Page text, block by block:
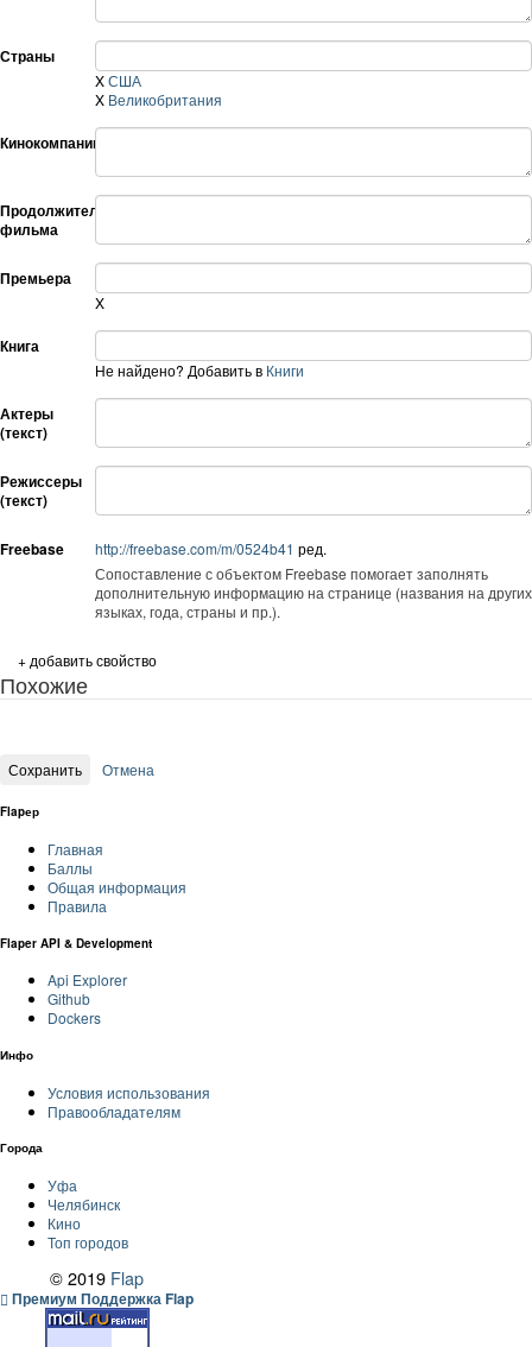
Страны
XСША
X Великобритания
Кинокомпании
Продолжительность
фильма
Премьера
X
Книга
Не найдено? Добавить в Книги
Актеры
(текст)
Режиссеры
(текст)
Freebase http://freebase.com/m/0524b41 ред.
Сопоставление с объектом Freebase помогает заполнять
дополнительную информацию на странице (названия на других
языках, года, страны и пр.).
+ добавить свойство
Похожие
Flapер
Главная
Баллы
Общая информация
Правила
Flaper API & Development
Api Explorer
Github
Dockers
Инфо
Условия использования
Правообладателям
Города
Уфа
Челябинск
Кино
Топ городов
© 2019 Flap
Премиум Поддержка Flap